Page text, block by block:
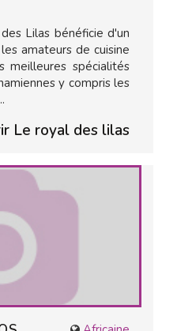
Lilas bénéficie d'un
amateurs de cuisine
meilleures spécialités
y compris les
Le royal des lilas